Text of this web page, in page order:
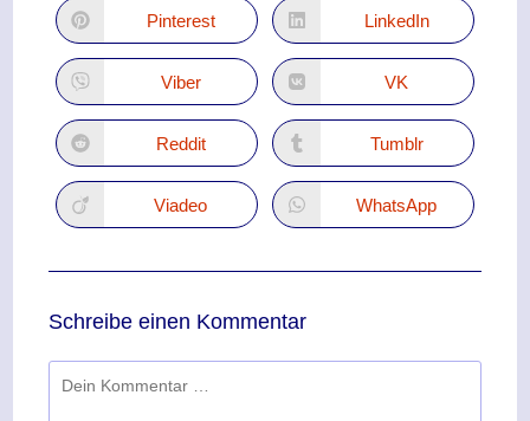
Pinterest LinkedIn
Viber VK
Reddit Tumblr
Viadeo WhatsApp
Schreibe einen Kommentar